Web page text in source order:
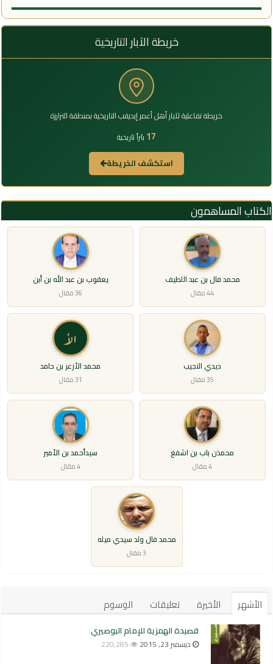
خريطة الآبار التاريخية
خريطة تفاعلية لآبار أهل أعمر إيديقب التاريخية بمنطقة الترارزة
17 بئراً تاريخية
استكشف الخريطة
الكتاب المساهمون
محمد فال بن عبد اللطيف
44 مقال
يعقوب بن عبد الله بن أبن
36 مقال
ديدي النجيب
35 مقال
الأ
محمد الأزعر بن حامد
31 مقال
محمذن باب بن اشفغ
4 مقال
سيدأحمد بن الأمير
4 مقال
محمد فال ولد سيدي ميله
3 مقال
الأشهر الأخيرة تعليقات الوسوم
قصيدة الهمزية للإمام البوصيري
ديسمبر 23, 2015 220,285